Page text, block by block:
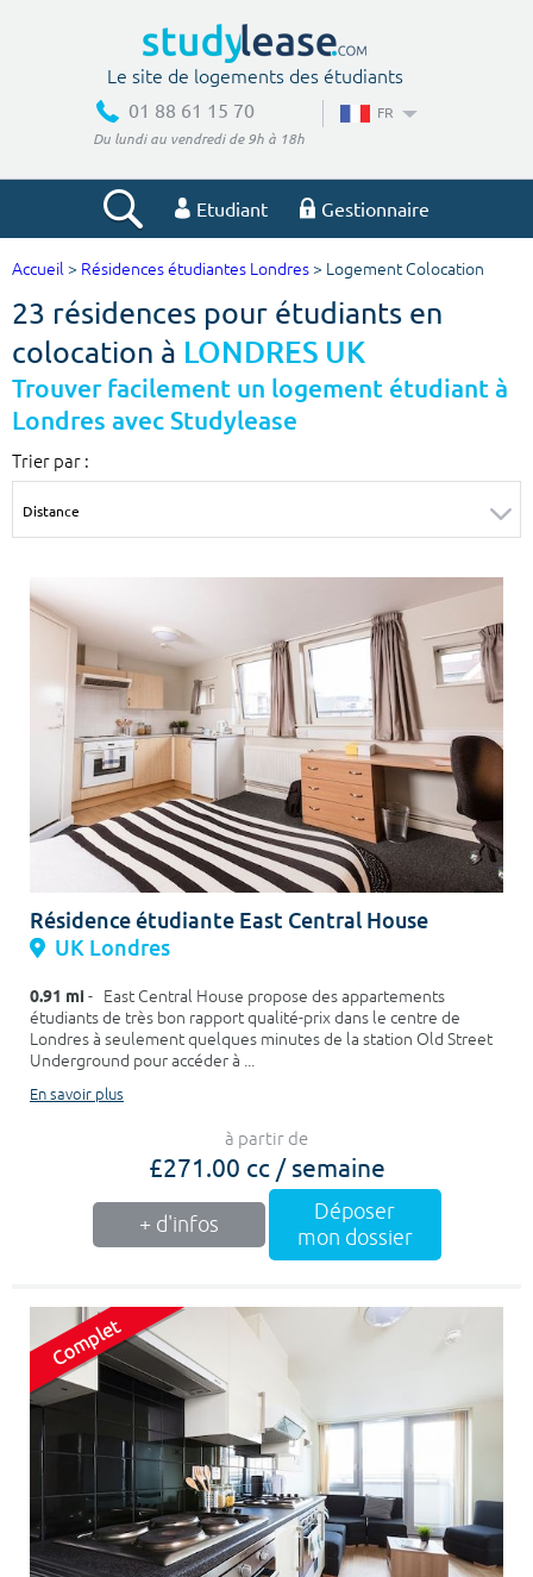
Le site de logements des étudiants
01 88 61 15 70
Du lundi au vendredi de 9h à 18h
FR
Etudiant Gestionnaire
Votre recherche
Ville, école
Type de location
Colocation
Votre date d'entrée
Chercher
Accueil > Résidences étudiantes Londres > Logement Colocation
23 résidences pour étudiants en
colocation à LONDRES UK
Trouver facilement un logement étudiant à
Londres avec Studylease
Trier par :
Résidence étudiante East Central House
UK Londres
0.91 mi - East Central House propose des appartements
étudiants de très bon rapport qualité-prix dans le centre de
Londres à seulement quelques minutes de la station Old Street
Underground pour accéder à ...
En savoir plus
à partir de
£271.00 cc / semaine
+ d'infos
Déposer
mon dossier